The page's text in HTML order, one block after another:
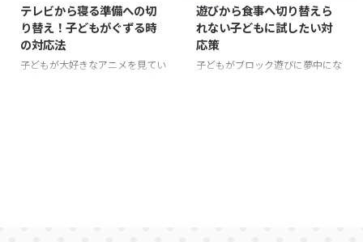
は、不安感や新しい環境に慣れる
のが難しいことが原因です。本記
事では、この具体例をもとに、ぐ
ずりの対処法や予防策を詳しく解
園からの帰宅を拒否してぐずるの
は、楽しい遊びを中断することへ
の抵抗感や、次の行動への切り替
えが難しいことが原因です。本記
テレビから寝る準備への切
り替え！子どもがぐずる時
の対応法
子どもが大好きなアニメを見てい
遊びから食事へ切り替えら
れない子どもに試したい対
応策
子どもがブロック遊びに夢中にな